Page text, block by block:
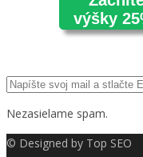
výšky
Nezasielame spam.
© Designed by Top SEO